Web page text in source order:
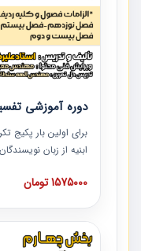
دوره آموزشی
برای اولین بار پکیج
ابنیه از زبان
ردیف ها و مطالب
دوره به صورت کامل
دوره با کلام مهندس
مشاور در امر بازنگری
1575000 تومان